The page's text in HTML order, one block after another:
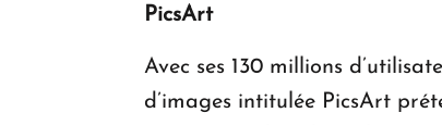
PicsArt
Avec ses 130 millions
d’images intitulée PicsArt